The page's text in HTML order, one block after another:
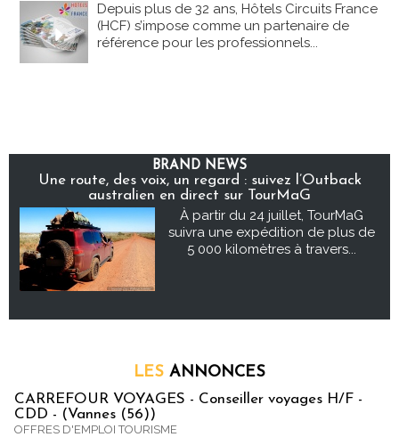
Depuis plus de 32 ans, Hôtels Circuits France
(HCF) s’impose comme un partenaire de
référence pour les professionnels...
BRAND NEWS
Une route, des voix, un regard : suivez l’Outback
australien en direct sur TourMaG
À partir du 24 juillet, TourMaG
suivra une expédition de plus de
5 000 kilomètres à travers...
LES ANNONCES
CARREFOUR VOYAGES - Conseiller voyages H/F -
CDD - (Vannes (56))
OFFRES D'EMPLOI TOURISME